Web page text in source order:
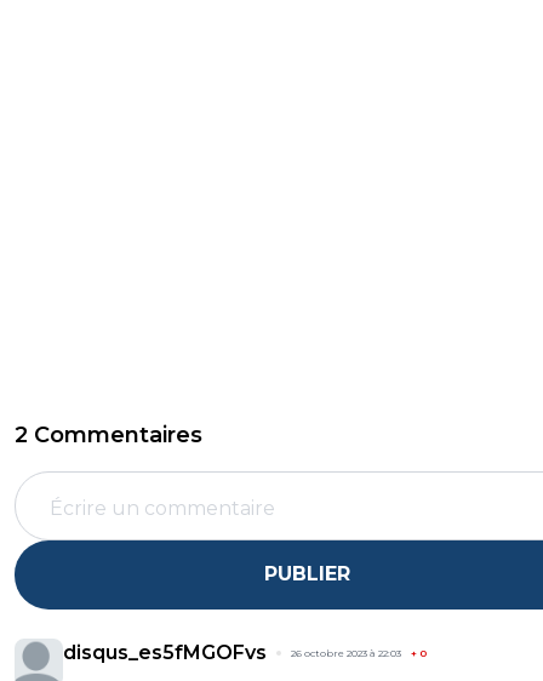
2 Commentaires
PUBLIER
disqus_es5fMGOFvs 26 octobre 2023 à 22:03 + 0